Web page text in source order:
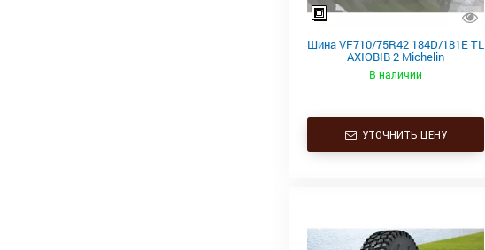
Шина VF710/75R42 184D/181E TL
AXIOBIB 2 Michelin
В наличии
УТОЧНИТЬ ЦЕНУ